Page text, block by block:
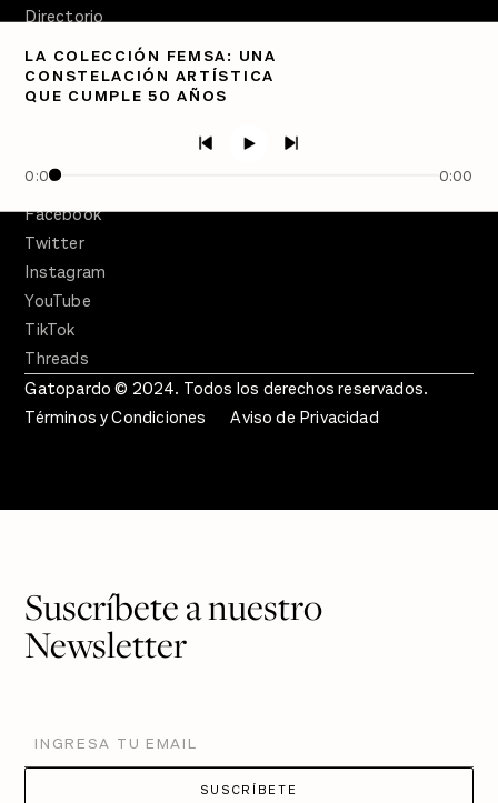
LA COLECCIÓN FEMSA: UNA
CONSTELACIÓN ARTÍSTICA
QUE CUMPLE 50 AÑOS
0:00 0:00
Directorio
PÓDCASTS
Semanario Gatopardo
Facebook
Twitter
Instagram
YouTube
TikTok
Threads
Gatopardo © 2024. Todos los derechos reservados.
Términos y Condiciones
Aviso de Privacidad
Suscríbete a nuestro
Newsletter